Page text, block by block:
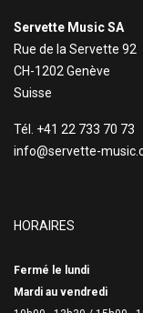
Servette Music SA
Rue de la Servette 92
CH-1202 Genève
Suisse
Tél. +41 22 733 70 73
info@servette-
HORAIRES
Fermé le lundi
Mardi au vendredi